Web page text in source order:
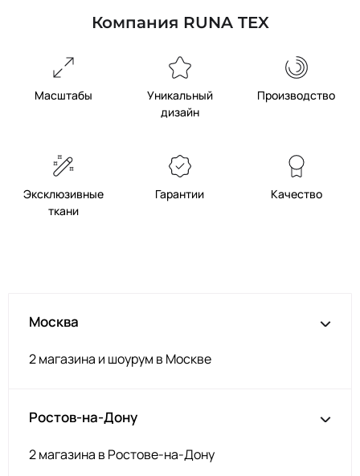
Компания RUNA TEX
Масштабы
Уникальный
дизайн
Производство
Эксклюзивные
ткани
Гарантии Качество
Москва
2 магазина и шоурум в Москве
Ростов-на-Дону
2 магазина в Ростове-на-Дону